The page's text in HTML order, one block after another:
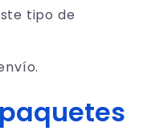
tipo de